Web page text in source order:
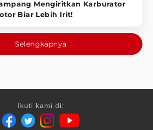
Mengiritkan Karburator
Biar Lebih Irit!
Selengkapnya
Ikuti kami di: